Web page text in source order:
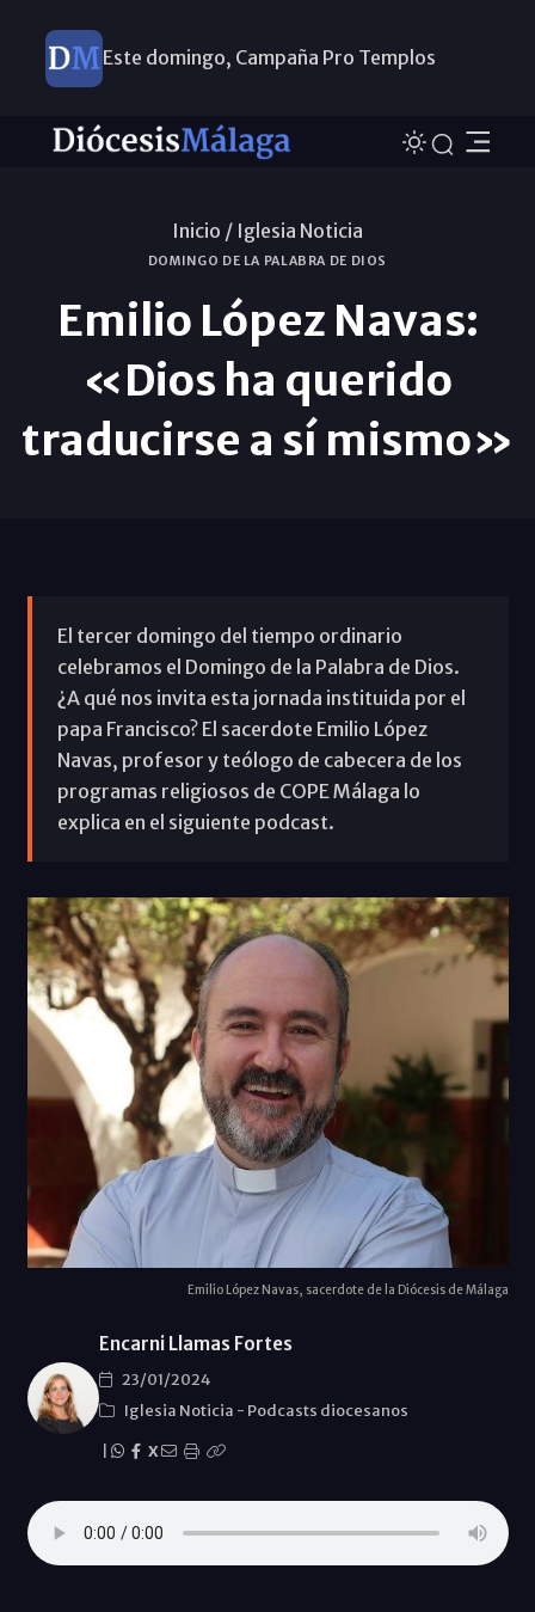
Este domingo, Campaña Pro Templos
Inicio / Iglesia Noticia
DOMINGO DE LA PALABRA DE DIOS
Emilio López Navas:
«Dios ha querido
traducirse a sí mismo»
El tercer domingo del tiempo ordinario
celebramos el Domingo de la Palabra de Dios.
¿A qué nos invita esta jornada instituida por el
papa Francisco? El sacerdote Emilio López
Navas, profesor y teólogo de cabecera de los
programas religiosos de COPE Málaga lo
explica en el siguiente podcast.
Emilio López Navas, sacerdote de la Diócesis de Málaga
Encarni Llamas Fortes
23/01/2024
Iglesia Noticia - Podcasts diocesanos
X